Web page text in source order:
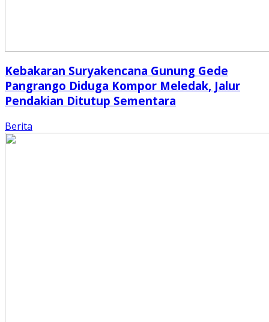
Kebakaran Suryakencana Gunung Gede
Pangrango Diduga Kompor Meledak, Jalur
Pendakian Ditutup Sementara
Berita